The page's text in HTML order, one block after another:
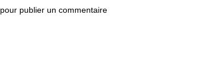
pour publier un commentaire